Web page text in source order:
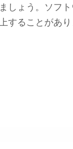
しょう。ソフ
することがあり